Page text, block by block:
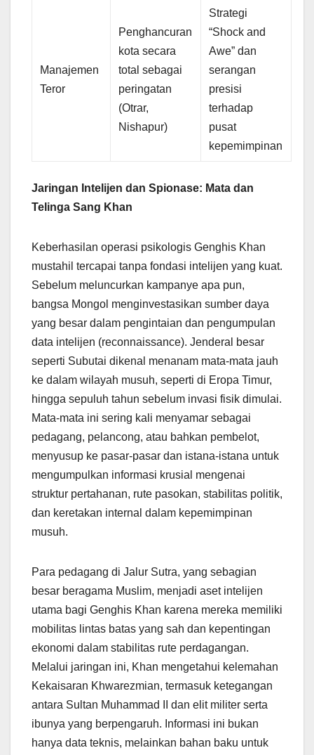
Manajemen
Teror
Penghancuran
kota secara
total sebagai
peringatan
(Otrar,
Nishapur)
Strategi
“Shock and
Awe” dan
serangan
presisi
terhadap
pusat
kepemimpinan
Jaringan Intelijen dan Spionase: Mata dan
Telinga Sang Khan
Keberhasilan operasi psikologis Genghis Khan
mustahil tercapai tanpa fondasi intelijen yang kuat.
Sebelum meluncurkan kampanye apa pun,
bangsa Mongol menginvestasikan sumber daya
yang besar dalam pengintaian dan pengumpulan
data intelijen (reconnaissance). Jenderal besar
seperti Subutai dikenal menanam mata-mata jauh
ke dalam wilayah musuh, seperti di Eropa Timur,
hingga sepuluh tahun sebelum invasi fisik dimulai.
Mata-mata ini sering kali menyamar sebagai
pedagang, pelancong, atau bahkan pembelot,
menyusup ke pasar-pasar dan istana-istana untuk
mengumpulkan informasi krusial mengenai
struktur pertahanan, rute pasokan, stabilitas politik,
dan keretakan internal dalam kepemimpinan
musuh.
Para pedagang di Jalur Sutra, yang sebagian
besar beragama Muslim, menjadi aset intelijen
utama bagi Genghis Khan karena mereka memiliki
mobilitas lintas batas yang sah dan kepentingan
ekonomi dalam stabilitas rute perdagangan.
Melalui jaringan ini, Khan mengetahui kelemahan
Kekaisaran Khwarezmian, termasuk ketegangan
antara Sultan Muhammad II dan elit militer serta
ibunya yang berpengaruh. Informasi ini bukan
hanya data teknis, melainkan bahan baku untuk